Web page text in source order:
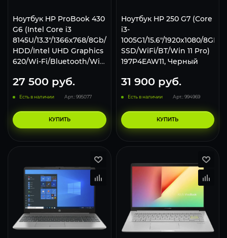
Ноутбук HP ProBook 430
G6 (Intel Core i3
8145U/13.3"/1366x768/8Gb/500Gb
HDD/Intel UHD Graphics
620/Wi-Fi/Bluetooth/Win
27 500 руб.
Есть в наличии Арт.: 995077
КУПИТЬ
Ноутбук HP 250 G7 (Core
i3-
1005G1/15.6"/1920х1080/8GB/
SSD/WiFi/BT/Win 11 Pro)
197P4EAW11, Черный
31 900руб.
Есть в наличии Арт.: 994969
КУПИТЬ